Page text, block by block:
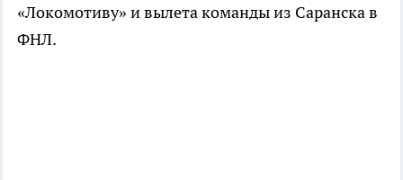
«Локомотиву» и вылета команды из Саранска в
ФНЛ.